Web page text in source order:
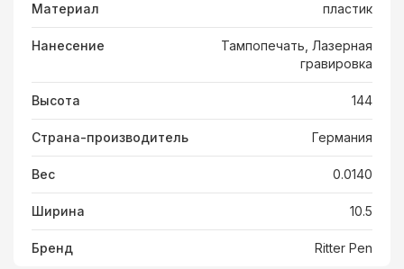
Материал пластик
Нанесение
Тампопечать, Лазерная
гравировка
Высота 144
Страна-производитель Германия
Вес 0.0140
Ширина 10.5
Бренд Ritter Pen